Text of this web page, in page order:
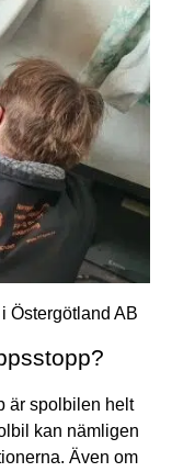
Östergötland AB
är spolbilen helt
kan nämligen
Även om